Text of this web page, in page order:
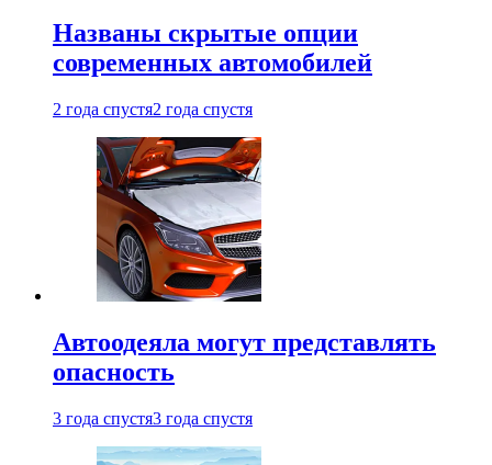
Названы скрытые опции
современных автомобилей
2 года спустя2 года спустя
Автоодеяла могут представлять
опасность
3 года спустя3 года спустя